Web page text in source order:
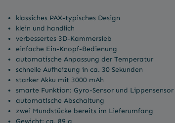
klassiches PAX-typisches Design
klein und handlich
verbessertes 3D-Kammersieb
einfache Ein-Knopf-Bedienung
automatische Anpassung der Temperatur
schnelle Aufheizung in ca. 30 Sekunden
starker Akku mit 3000 mAh
smarte Funktion: Gyro-Sensor und Lippensensor
automatische Abschaltung
zwei Mundstücke bereits im Lieferumfang
Gewicht: ca. 89 g